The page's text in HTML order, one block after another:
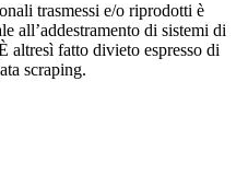
trasmessi e/o riprodotti è
all’addestramento di sistemi di
altresì fatto divieto espresso di
scraping.